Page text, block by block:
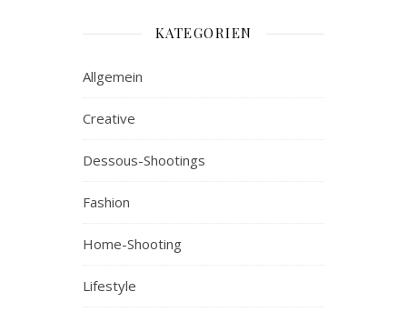
KATEGORIEN
Allgemein
Creative
Dessous-Shootings
Fashion
Home-Shooting
Lifestyle